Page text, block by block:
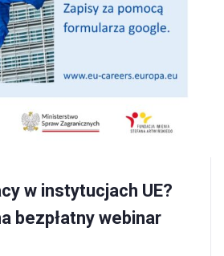
w instytucjach UE?
bezpłatny webinar